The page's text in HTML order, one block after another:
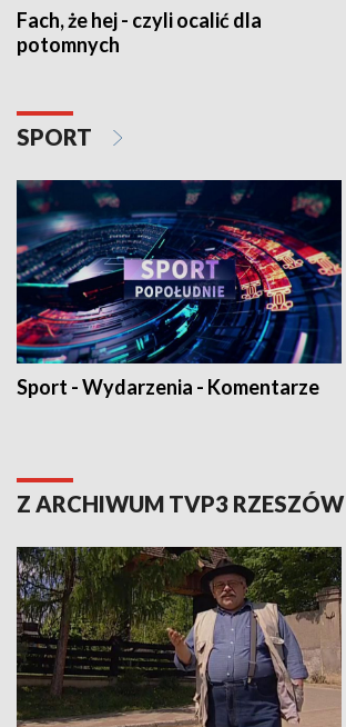
Fach, że hej - czyli ocalić dla
potomnych
SPORT
Sport - Wydarzenia - Komentarze
Z ARCHIWUM TVP3 RZESZÓW